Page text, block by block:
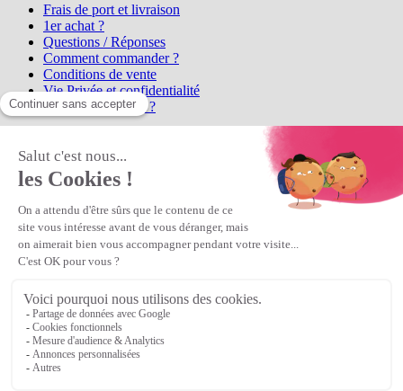
Frais de port et livraison
1er achat ?
Questions / Réponses
Comment commander ?
Conditions de vente
Vie Privée et confidentialité
Qui sommes-nous ?
la référence en perles et bijoux
perles en ligne, telles que les perles
et cristaux et strass en cristal Preciosa, les perles Miyuki perles et
apprêts en Argent 925, Gold Filled, perles de rocaille Preciosa
Matière Première est un
Première
Veuillez patienter...